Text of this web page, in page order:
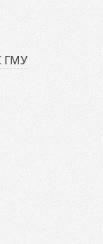
ГМУ